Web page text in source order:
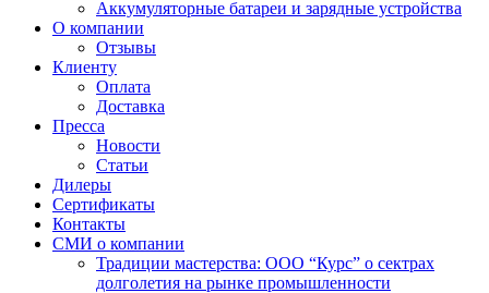
Аккумуляторные батареи и зарядные устройства
О компании
Отзывы
Клиенту
Оплата
Доставка
Пресса
Новости
Статьи
Дилеры
Сертификаты
Контакты
СМИ о компании
Традиции мастерства: ООО “Курс” о сектрах
долголетия на рынке промышленности